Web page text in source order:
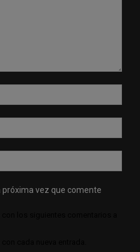
próxima vez que comente